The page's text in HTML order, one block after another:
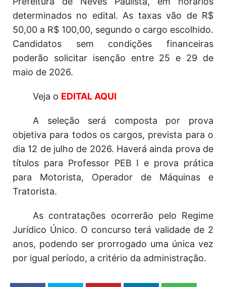
determinados no edital. As taxas vão de R$
50,00 a R$ 100,00, segundo o cargo escolhido.
Candidatos sem condições financeiras
poderão solicitar isenção entre 25 e 29 de
maio de 2026.
Veja o EDITAL AQUI
A seleção será composta por prova
objetiva para todos os cargos, prevista para o
dia 12 de julho de 2026. Haverá ainda prova de
títulos para Professor PEB I e prova prática
para Motorista, Operador de Máquinas e
Tratorista.
As contratações ocorrerão pelo Regime
Jurídico Único. O concurso terá validade de 2
anos, podendo ser prorrogado uma única vez
por igual período, a critério da administração.